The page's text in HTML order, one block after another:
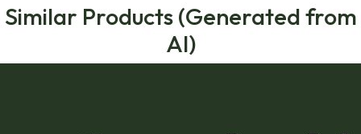
Similar Products (Generated from
AI)